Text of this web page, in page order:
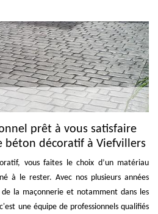
prêt à vous satisfaire
béton décoratif à Viefvillers
vous faites le choix d’un matériau
à le rester. Avec nos plusieurs années
de la maçonnerie et notamment dans les
une équipe de professionnels qualifiés